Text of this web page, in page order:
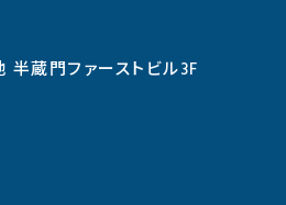
蔵門ファーストビル3F